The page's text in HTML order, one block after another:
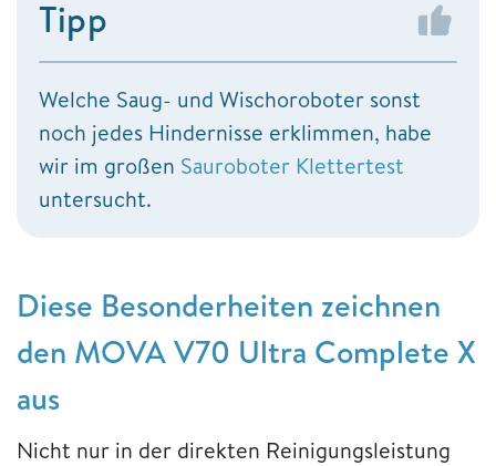
Tipp
Welche Saug- und Wischoroboter sonst
noch jedes Hindernisse erklimmen, habe
wir im großen Sauroboter Klettertest
untersucht.
Diese Besonderheiten zeichnen
den MOVA V70 Ultra Complete X
aus
Nicht nur in der direkten Reinigungsleistung